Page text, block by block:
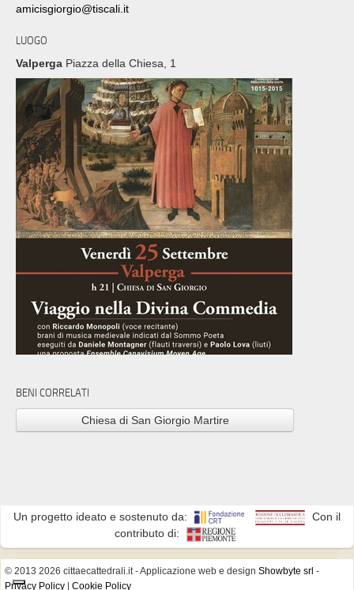
amicisgiorgio@tiscali.it
LUOGO
Valperga Piazza della Chiesa, 1
BENI CORRELATI
Chiesa di San Giorgio Martire
Un progetto ideato e sostenuto da:
Con il
contributo di:
© 2013 2026 cittaecattedrali.it- Applicazione web e design Showbyte srl -
Privacy Policy | Cookie Policy